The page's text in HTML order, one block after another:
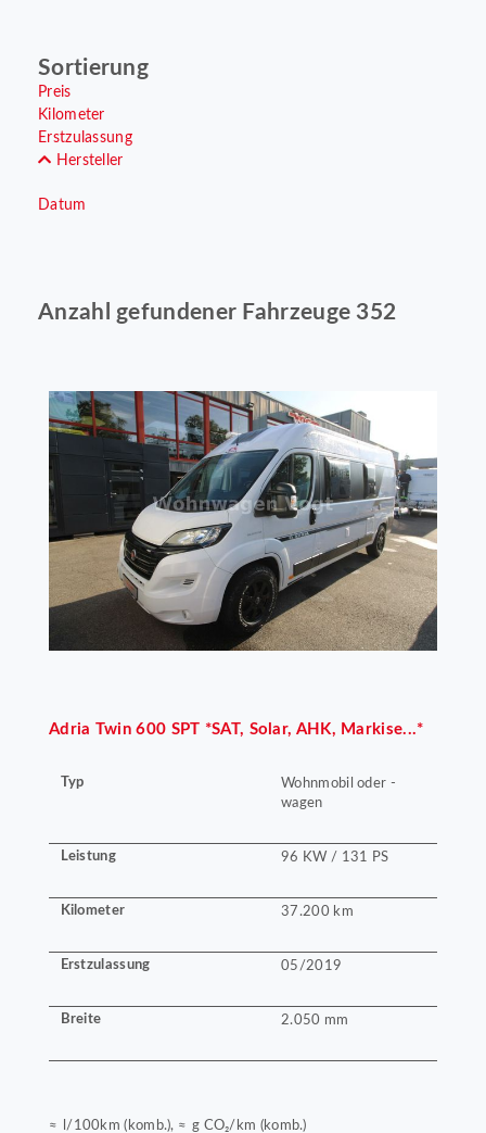
Sortierung
Preis
Kilometer
Erstzulassung
Hersteller
Datum
Anzahl gefundener Fahrzeuge 352
Adria Twin 600 SPT *SAT, Solar, AHK, Markise...*
Typ
Wohnmobil oder -
wagen
Leistung 96 KW / 131 PS
Kilometer 37.200 km
Erstzulassung 05/2019
Breite 2.050 mm
≈ l/100km (komb.), ≈ g CO₂/km (komb.)